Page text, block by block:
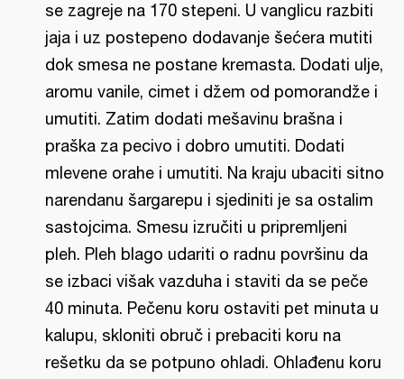
se zagreje na 170 stepeni. U vanglicu razbiti
jaja i uz postepeno dodavanje šećera mutiti
dok smesa ne postane kremasta. Dodati ulje,
aromu vanile, cimet i džem od pomorandže i
umutiti. Zatim dodati mešavinu brašna i
praška za pecivo i dobro umutiti. Dodati
mlevene orahe i umutiti. Na kraju ubaciti sitno
narendanu šargarepu i sjediniti je sa ostalim
sastojcima. Smesu izručiti u pripremljeni
pleh. Pleh blago udariti o radnu površinu da
se izbaci višak vazduha i staviti da se peče
40 minuta. Pečenu koru ostaviti pet minuta u
kalupu, skloniti obruč i prebaciti koru na
rešetku da se potpuno ohladi. Ohlađenu koru